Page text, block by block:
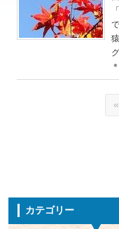
«
カテゴリー